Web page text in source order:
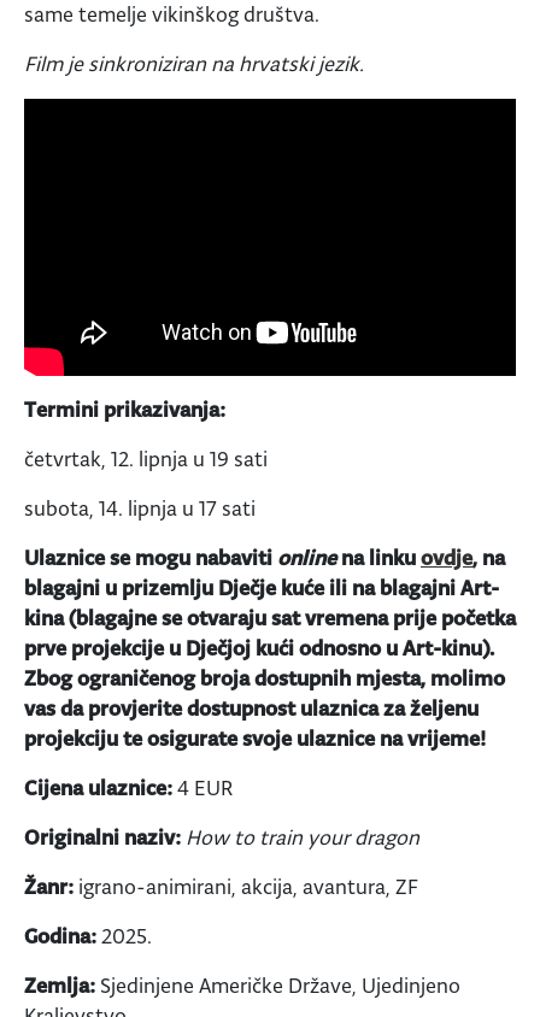
same temelje vikinškog društva.
Film je sinkroniziran na hrvatski jezik.
Termini prikazivanja:
četvrtak, 12. lipnja u 19 sati
subota, 14. lipnja u 17 sati
Ulaznice se mogu nabaviti onlinena linkuovdje, na
blagajni u prizemlju Dječje kuće ili na blagajni Art-
kina (blagajne se otvaraju sat vremena prije početka
prve projekcije u Dječjoj kući odnosno u Art-kinu).
Zbog ograničenog broja dostupnih mjesta, molimo
vas da provjerite dostupnost ulaznica za željenu
projekciju te osigurate svoje ulaznice na vrijeme!
Cijena ulaznice:4 EUR
Originalni naziv: How to train your dragon
Žanr: igrano-animirani, akcija, avantura, ZF
Godina:2025.
Zemlja: Sjedinjene Američke Države, Ujedinjeno